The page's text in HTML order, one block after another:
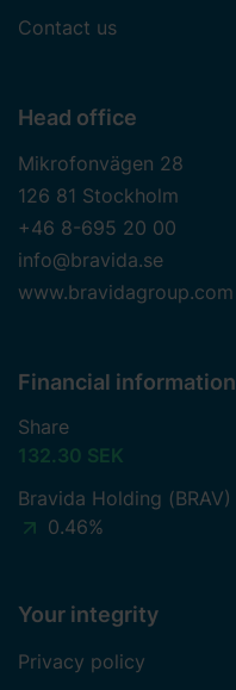
Contact us
Head office
Mikrofonvägen 28
126 81 Stockholm
+46 8-695 20 00
info@bravida.se
www.bravidagroup.com
Financial information
Share
132.30 SEK
Bravida Holding (BRAV)
0.46%
Your integrity
Privacy policy